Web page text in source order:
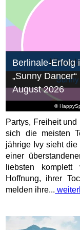
©
Berlinale-Erfolg
„Sunny
August 2026
Partys, Freiheit
sich die meisten
jährige Ivy sieht
einer
liebsten
Hoffnung, ihrer
melden ihre...